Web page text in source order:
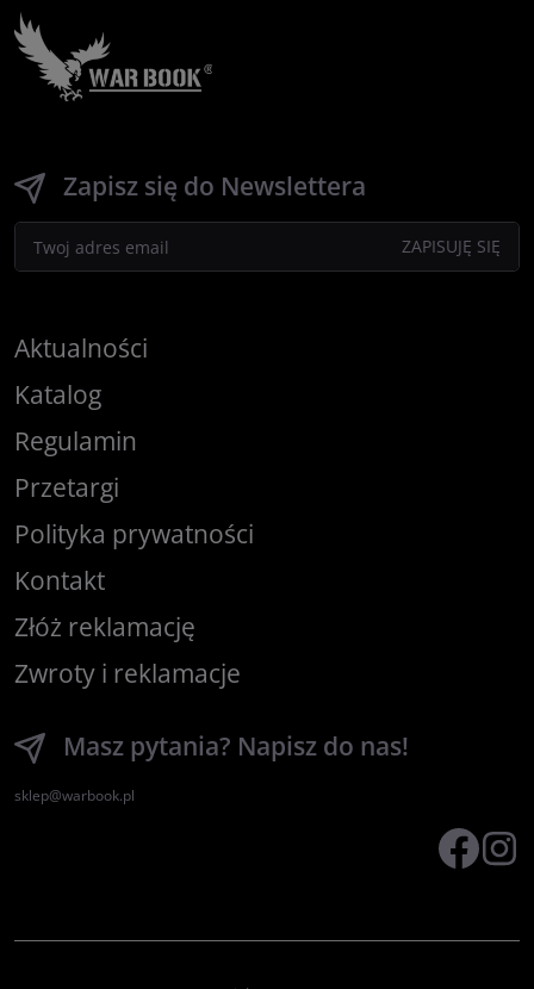
Zapisz się do Newslettera
Aktualności
Katalog
Regulamin
Przetargi
Polityka prywatności
Kontakt
Złóż reklamację
Zwroty i reklamacje
Masz pytania? Napisz do nas!
sklep@warbook.pl